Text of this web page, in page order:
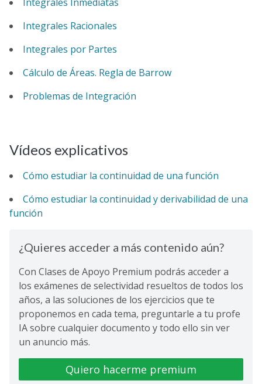
Integrales Racionales
Integrales por Partes
Cálculo de Áreas. Regla de Barrow
Problemas de Integración
Vídeos explicativos
Cómo estudiar la continuidad de una función
Cómo estudiar la continuidad y derivabilidad de una
función
¿Quieres acceder a más contenido aún?
Con Clases de Apoyo Premium podrás acceder a
los exámenes de selectividad resueltos de todos los
años, a las soluciones de los ejercicios que te
proponemos en cada tema, preguntarle a tu profe
IA sobre cualquier documento y todo ello sin ver
un anuncio más.
Quiero hacerme premium